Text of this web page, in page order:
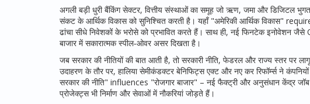
अगली बड़ी धुरीबैंकिंग सेक्टर, वित्तीय संस्थाओं का समूह जो ऋण, जमा और डिजिटल
संकट के आर्थिक विकास को सुनिश्चित करती है। यहाँ "अमेरिकी आर्थिक विकास"
ढांचा सीधे निवेशकों के भरोसे को प्रभावित करते हैं। साथ ही, नई फिनटेक इनोवेशन
बाजार में सकारात्मक स्पील‑ओवर असर दिखता है।
जब सरकार की नीतियों की बात आती है, तोसरकारी नीति, फेडरल और राज्य स्तर पर
उदाहरण के तौर पर, हालिया सेमीकंडक्टर बेनिफिट्स एक्ट और नए कर रिफॉर्म्स ने
सरकार की नीति" influences "रोजगार बाजार" – नई फैक्ट्री और अनुसंधान केंद्र
प्रोजेक्ट्स भी निर्माण और सेवाओं में नौकरियां जोड़ते हैं।